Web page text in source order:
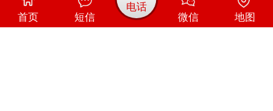
南昌要债公司讲解堵门讨债到底违不违法？
时间：2022-03-12 浏览量：51
首页 短信
电话
微信
地图